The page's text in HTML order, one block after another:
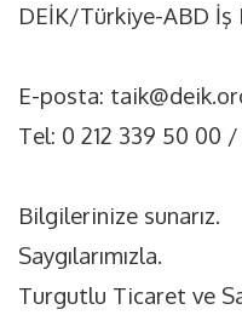
DEİK/Türkiye-ABD İş
E-posta:
Tel: 0 212 339 50 00 /
Bilgilerinize sunarız.
Saygılarımızla.
Turgutlu Ticaret ve